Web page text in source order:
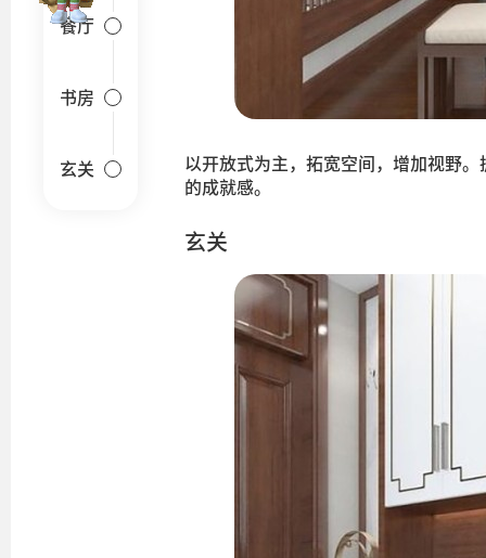
以开放式为主，拓宽空间，增加视野
的成就感。
玄关
餐厅
书房
玄关